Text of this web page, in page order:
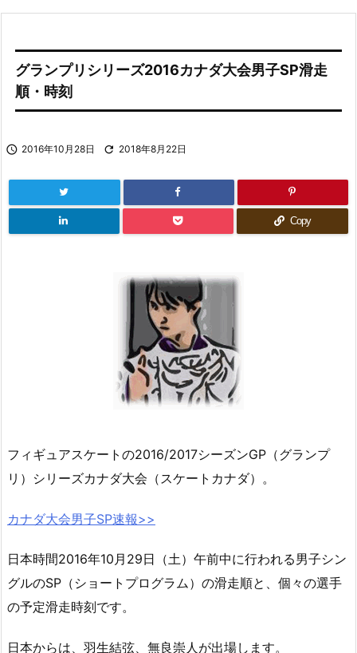
グランプリシリーズ2016カナダ大会男子SP滑走
順・時刻
 2016年10月28日  2018年8月22日
Copy
フィギュアスケートの2016/2017シーズンGP（グランプ
リ）シリーズカナダ大会（スケートカナダ）。
カナダ大会男子SP速報>>
日本時間2016年10月29日（土）午前中に行われる男子シン
グルのSP（ショートプログラム）の滑走順と、個々の選手
の予定滑走時刻です。
日本からは、羽生結弦、無良崇人が出場します。